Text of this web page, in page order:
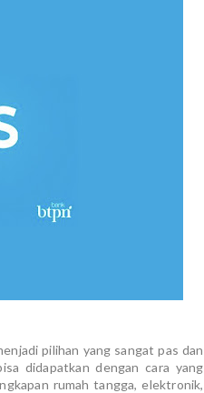
pilihan yang sangat pas dan
didapatkan dengan cara yang
rumah tangga, elektronik,